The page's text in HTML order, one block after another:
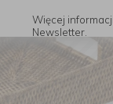
Więcej
Newsletter.